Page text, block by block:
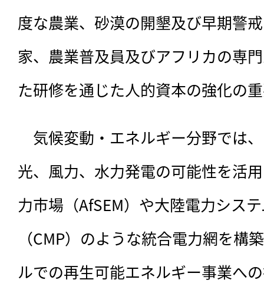
度な農業、砂漠の開墾及び早期警
家、農業普及員及びアフリカの専
た研修を通じた人的資本の強化の
気候変動・エネルギー分野では
光、風力、水力発電の可能性を活
力市場（AfSEM）や大陸電力シス
（CMP）のような統合電力網を構
ルでの再生可能エネルギー事業へ